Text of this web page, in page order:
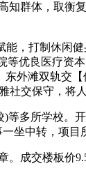
知群体，取衡
，打制休闲健
等优良医疗资
外滩双轨交
社交保守，将
多所学校。
坐中转，项目
成交楼板价